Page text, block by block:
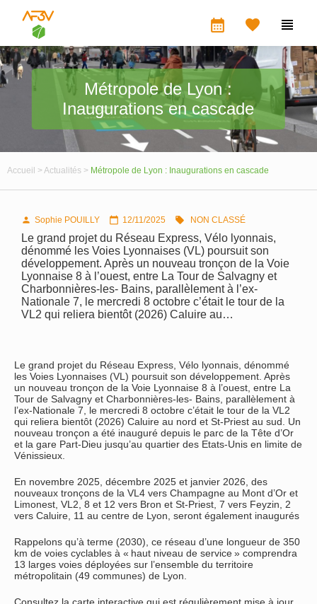
calendar_month  
Métropole de Lyon :
Inaugurations en cascade
Accueil > Actualités > Métropole de Lyon : Inaugurations en cascade
 Sophie POUILLY  12/11/2025  NON CLASSÉ
Le grand projet du Réseau Express, Vélo lyonnais,
dénommé les Voies Lyonnaises (VL) poursuit son
développement. Après un nouveau tronçon de la Voie
Lyonnaise 8 à l’ouest, entre La Tour de Salvagny et
Charbonnières-les- Bains, parallèlement à l’ex-
Nationale 7, le mercredi 8 octobre c’était le tour de la
VL2 qui reliera bientôt (2026) Caluire au…
Le grand projet du Réseau Express, Vélo lyonnais, dénommé
les Voies Lyonnaises (VL) poursuit son développement. Après
un nouveau tronçon de la Voie Lyonnaise 8 à l’ouest, entre La
Tour de Salvagny et Charbonnières-les- Bains, parallèlement à
l’ex-Nationale 7, le mercredi 8 octobre c’était le tour de la VL2
qui reliera bientôt (2026) Caluire au nord et St-Priest au sud. Un
nouveau tronçon a été inauguré depuis le parc de la Tête d’Or
et la gare Part-Dieu jusqu’au quartier des Etats-Unis en limite de
Vénissieux.
En novembre 2025, décembre 2025 et janvier 2026, des
nouveaux tronçons de la VL4 vers Champagne au Mont d’Or et
Limonest, VL2, 8 et 12 vers Bron et St-Priest, 7 vers Feyzin, 2
vers Caluire, 11 au centre de Lyon, seront également inaugurés
Rappelons qu’à terme (2030), ce réseau d’une longueur de 350
km de voies cyclables à « haut niveau de service » comprendra
13 larges voies déployées sur l’ensemble du territoire
métropolitain (49 communes) de Lyon.